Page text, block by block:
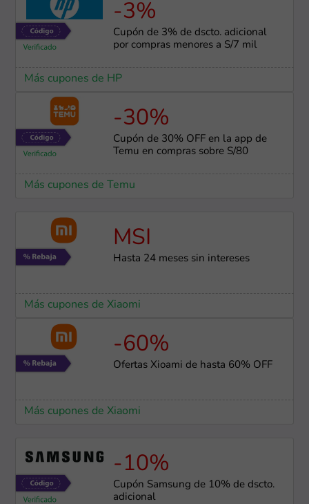
-3%
Cupón de 3% de dscto. adicional
por compras menores a S/7 mil
Más cupones de HP
-30%
Cupón de 30% OFF en la app de
Temu en compras sobre S/80
Más cupones de Temu
MSI
Hasta 24 meses sin intereses
Más cupones de Xiaomi
-60%
Ofertas Xioami de hasta 60% OFF
Más cupones de Xiaomi
-10%
Cupón Samsung de 10% de dscto.
adicional